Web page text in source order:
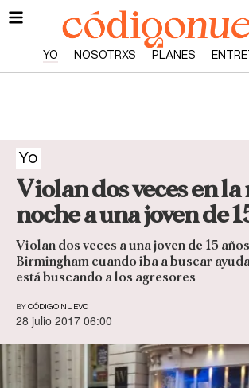
YO NOSOTRXS PLANES
Yo
Violan dos veces en la
noche a una joven de
Violan dos veces a una joven de 15
Birmingham cuando iba a buscar
está buscando a los agresores
BY CÓDIGO NUEVO
28 julio 2017 06:00